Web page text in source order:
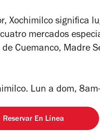
Xochimilco significa
mercados
Cuemanco, Madre
Lun a dom,
Reservar En Línea